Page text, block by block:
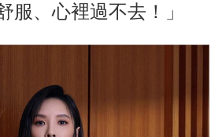
服、心裡過不去！」